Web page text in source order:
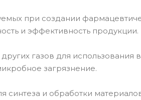
при создании
и эффективность продукции.
газов для
загрязнение.
синтеза и обработки